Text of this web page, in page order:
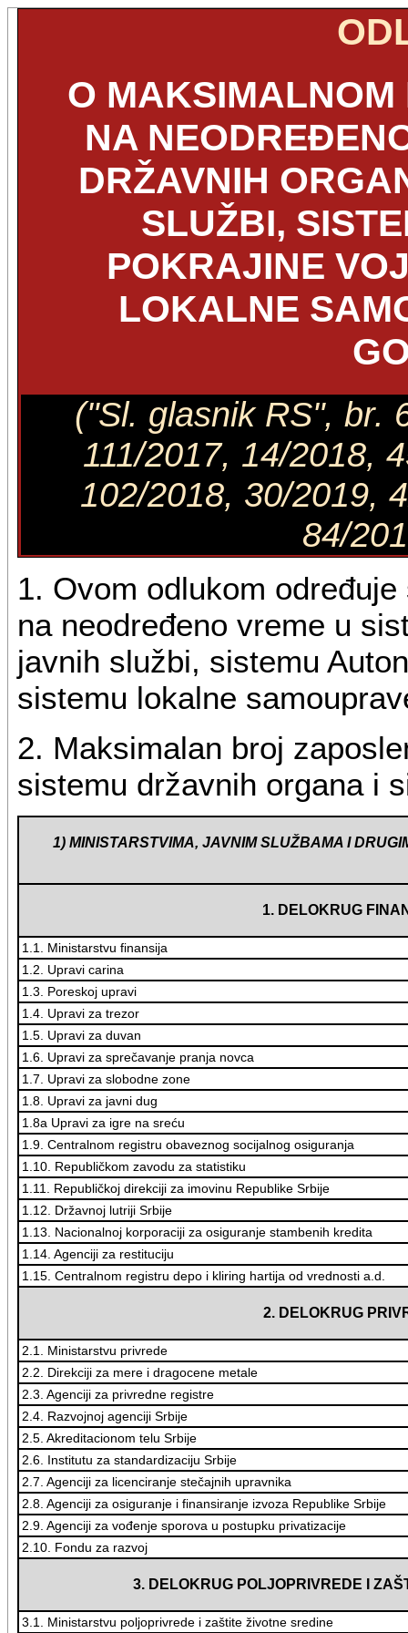
O
NA
DRŽAVNIH
SLUŽBI,
POKRAJINE
LOKALNE
("Sl. glasnik RS", br.
111/2017, 14/2018,
102/2018, 30/2019,
84/
1. Ovom odlukom
na neodređeno vreme u
javnih službi, sistemu
sistemu lokalne
2. Maksimalan broj
sistemu državnih organa i
1) MINISTARSTVIMA, JAVNIM SLUŽBAMA I
1. DELOKRUG
1.1. Ministarstvu finansija
1.2. Upravi carina
1.3. Poreskoj upravi
1.4. Upravi za trezor
1.5. Upravi za duvan
1.6. Upravi za sprečavanje pranja novca
1.7. Upravi za slobodne zone
1.8. Upravi za javni dug
1.8a Upravi za igre na sreću
1.9. Centralnom registru obaveznog socijalnog osiguranja
1.10. Republičkom zavodu za statistiku
1.11. Republičkoj direkciji za imovinu Republike Srbije
1.12. Državnoj lutriji Srbije
1.13. Nacionalnoj korporaciji za osiguranje stambenih kredita
1.14. Agenciji za restituciju
1.15. Centralnom registru depo i kliring hartija od vrednosti a.d.
2. DELOKRUG
2.1. Ministarstvu privrede
2.2. Direkciji za mere i dragocene metale
2.3. Agenciji za privredne registre
2.4. Razvojnoj agenciji Srbije
2.5. Akreditacionom telu Srbije
2.6. Institutu za standardizaciju Srbije
2.7. Agenciji za licenciranje stečajnih upravnika
2.8. Agenciji za osiguranje i finansiranje izvoza Republike Srbije
2.9. Agenciji za vođenje sporova u postupku privatizacije
2.10. Fondu za razvoj
3. DELOKRUG POLJOPRIVREDE I
3.1. Ministarstvu poljoprivrede i zaštite životne sredine